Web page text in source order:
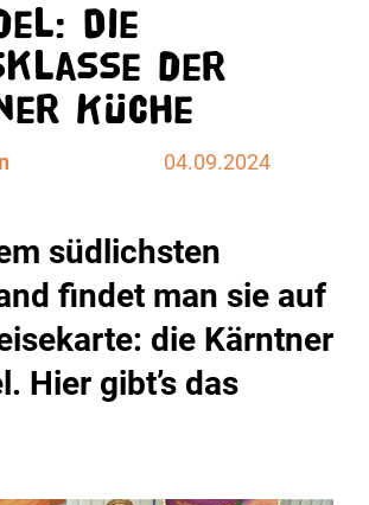
Die
der
Küche
04.09.2024
südlichsten
findet man sie auf
die Kärntner
Hier gibt’s das